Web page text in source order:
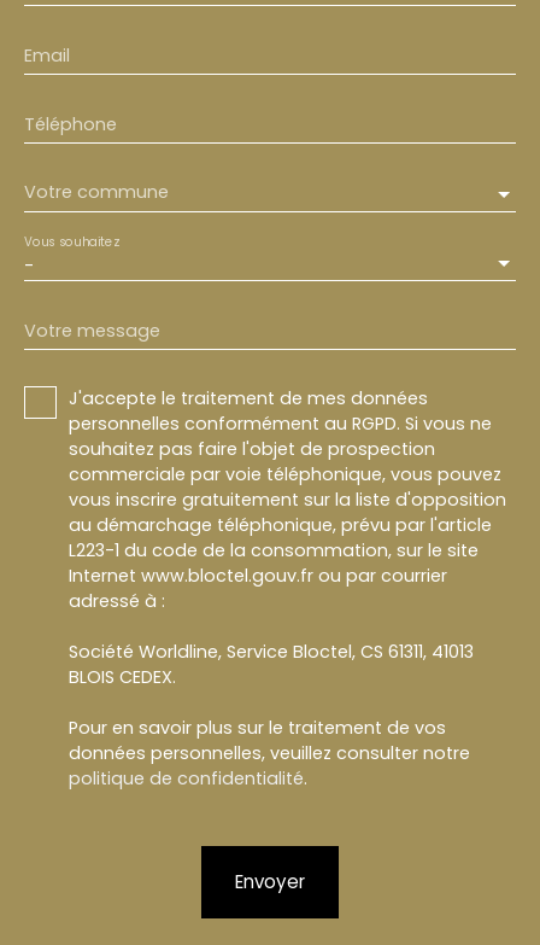
Email
Téléphone
Votre commune
-
Vous souhaitez
Votre message
J'accepte le traitement de mes données
personnelles conformément au RGPD. Si vous ne
souhaitez pas faire l'objet de prospection
commerciale par voie téléphonique, vous pouvez
vous inscrire gratuitement sur la liste d'opposition
au démarchage téléphonique, prévu par l'article
L223-1 du code de la consommation, sur le site
Internet www.bloctel.gouv.fr ou par courrier
adressé à :
Société Worldline, Service Bloctel, CS 61311, 41013
BLOIS CEDEX.
Pour en savoir plus sur le traitement de vos
données personnelles, veuillez consulter notre
politique de confidentialité.
Envoyer